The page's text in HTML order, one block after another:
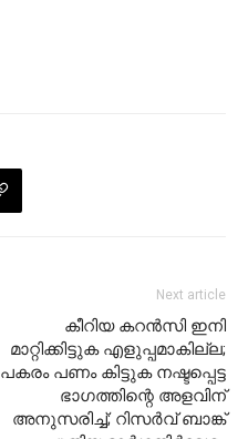
Next article
കീറിയ കറന്‍സി ഇനി
മാറ്റിക്കിട്ടുക എളുപ്പമാകില്ല;
പകരം പണം കിട്ടുക നഷ്ടപ്പെട്ട
ഭാഗത്തിന്റെ അളവിന്
അനുസരിച്ച്; റിസര്‍വ് ബാങ്ക്